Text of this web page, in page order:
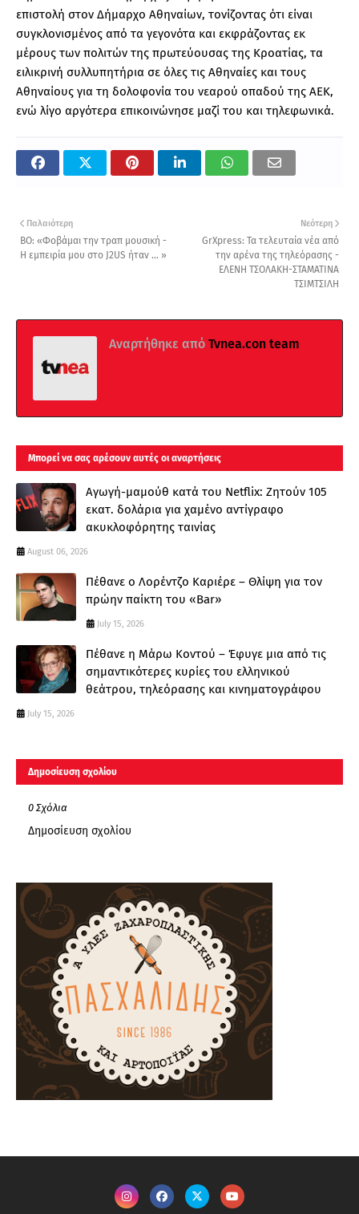
επιστολή στον Δήμαρχο Αθηναίων, τονίζοντας ότι είναι
συγκλονισμένος από τα γεγονότα και εκφράζοντας εκ
μέρους των πολιτών της πρωτεύουσας της Κροατίας, τα
ειλικρινή συλλυπητήρια σε όλες τις Αθηναίες και τους
Αθηναίους για τη δολοφονία του νεαρού οπαδού της ΑΕΚ,
ενώ λίγο αργότερα επικοινώνησε μαζί του και τηλεφωνικά.
Νεότερη
GrXpress: Τα τελευταία νέα από
την αρένα της τηλεόρασης -
ΕΛΕΝΗ ΤΣΟΛΑΚΗ-ΣΤΑΜΑΤΙΝΑ
ΤΣΙΜΤΣΙΛΗ
Παλαιότερη
BO: «Φοβάμαι την τραπ μουσική -
Η εμπειρία μου στο J2US ήταν ... »
Αναρτήθηκε από Tvnea.con team
Μπορεί να σας αρέσουν αυτές οι αναρτήσεις
Αγωγή-μαμούθ κατά του Netflix: Ζητούν 105
εκατ. δολάρια για χαμένο αντίγραφο
ακυκλοφόρητης ταινίας
August 06, 2026
Πέθανε ο Λορέντζο Καριέρε – Θλίψη για τον
πρώην παίκτη του «Bar»
July 15, 2026
Πέθανε η Μάρω Κοντού – Έφυγε μια από τις
σημαντικότερες κυρίες του ελληνικού
θεάτρου, τηλεόρασης και κινηματογράφου
July 15, 2026
Δημοσίευση σχολίου
0 Σχόλια
Δημοσίευση σχολίου